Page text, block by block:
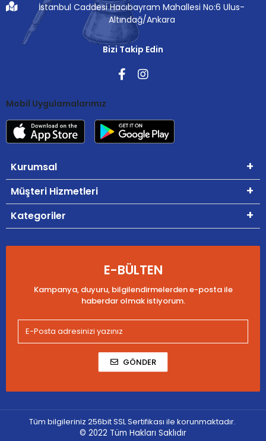
İstanbul Caddesi Hacıbayram Mahallesi No:6 Ulus-
Altındağ/Ankara
Bizi Takip Edin
Mobil Uygulamalarımız
Kurumsal
Müşteri Hizmetleri
Kategoriler
E-BÜLTEN
Kampanya, duyuru, bilgilendirmelerden e-posta ile
haberdar olmak istiyorum.
GÖNDER
Tüm bilgileriniz 256bit SSL Sertifikası ile korunmaktadır.
© 2022 Tüm Hakları Saklıdır